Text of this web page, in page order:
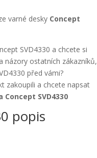
varné desky Concept
SVD4330 a chcete si
a názory ostatních zákazníků,
před vámi?
zakoupili a chcete napsat
Concept SVD4330
popis